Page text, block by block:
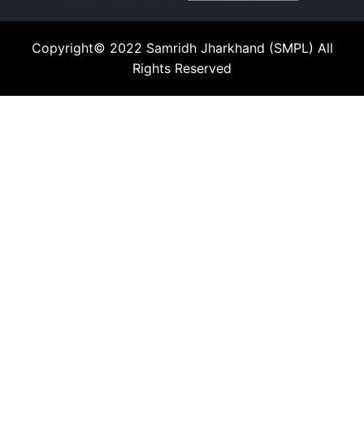
Copyright© 2022 Samridh Jharkhand (SMPL) All
Rights Reserved